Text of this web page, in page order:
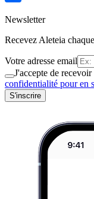
Newsletter
Recevez Aleteia
Votre adresse email
J'accepte de
confidentialité pour en
S'inscrire